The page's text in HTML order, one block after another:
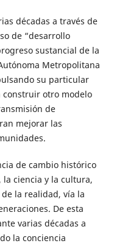
décadas a través de
de “desarrollo
sustancial de la
Metropolitana
su particular
construir otro modelo
de
mejorar las
de cambio histórico
ciencia y la cultura,
la realidad, vía la
De esta
varias décadas a
la conciencia